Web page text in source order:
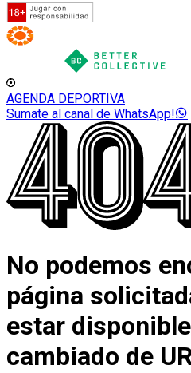
AGENDA DEPORTIVA
Sumate al canal de WhatsApp!
No podemos
página
estar
cambiado de